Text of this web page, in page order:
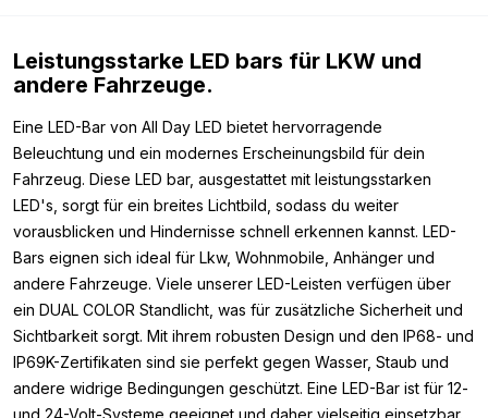
Leistungsstarke LED bars für LKW und
andere Fahrzeuge.
Eine LED-Bar von All Day LED bietet hervorragende
Beleuchtung und ein modernes Erscheinungsbild für dein
Fahrzeug. Diese LED bar, ausgestattet mit leistungsstarken
LED's, sorgt für ein breites Lichtbild, sodass du weiter
vorausblicken und Hindernisse schnell erkennen kannst. LED-
Bars eignen sich ideal für Lkw, Wohnmobile, Anhänger und
andere Fahrzeuge. Viele unserer LED-Leisten verfügen über
ein DUAL COLOR Standlicht, was für zusätzliche Sicherheit und
Sichtbarkeit sorgt. Mit ihrem robusten Design und den IP68- und
IP69K-Zertifikaten sind sie perfekt gegen Wasser, Staub und
andere widrige Bedingungen geschützt. Eine LED-Bar ist für 12-
und 24-Volt-Systeme geeignet und daher vielseitig einsetzbar.